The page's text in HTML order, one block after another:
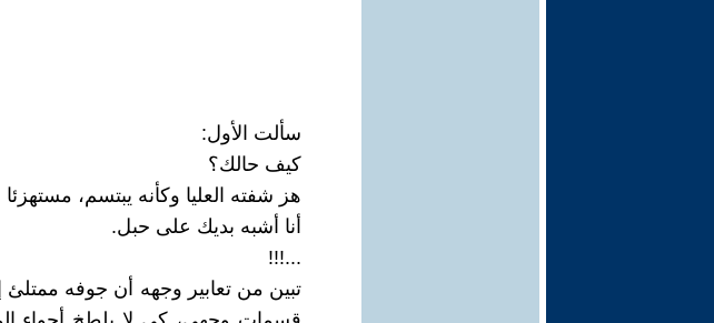
سألت الأول:
كيف حالك؟
هز شفته العليا وكأنه يبتسم،
أنا أشبه بديك على حبل.
...!!!
تبين من تعابير وجهه أن جوفه